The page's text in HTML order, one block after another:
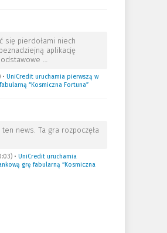
się pierdołami niech
aplikację
…
• UniCredit uruchamia pierwszą w
“Kosmiczna Fortuna”
news. Ta gra rozpoczęła
• UniCredit uruchamia
grę fabularną “Kosmiczna